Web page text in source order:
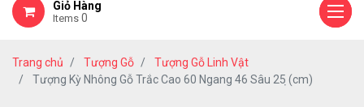
Giỏ Hàng
Items 0
Trang chủ Tượng Gỗ
Tượng Gỗ Linh Vật
Tượng Kỳ Nhông Gỗ Trắc Cao 60 Ngang 46 Sâu 25 ̣(cm)